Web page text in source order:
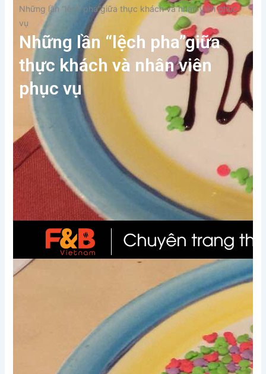
Những lần “lệch pha”giữa thực khách và nhân viên phục
vụ
Những lần “lệch pha”giữa
thực khách và nhân viên
phục vụ